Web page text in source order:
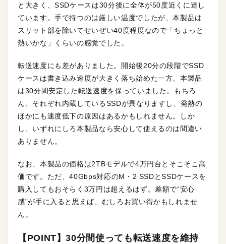
と大きく、SSDケースは30分後に全体が50度近くに達し
ています。手で持つのは厳しい温度でしたが、本製品は
スリット部を除いてせいぜい40度程度なので「ちょっと
熱いかな」くらいの感覚でした。
転送速度にも差がありました。開始後20分の段階でSSD
ケースは書き込み速度が大きく落ち始めた一方、本製品
は30分間安定した転送速度を保っていました。もちろ
ん、それぞれ内蔵しているSSDが異なりますし、発熱の
ほかにも速度低下の原因はあるかもしれません。しか
し、いずれにしろ本製品なら安心して使えるのは間違い
ありません。
なお、本製品の価格は2TBモデルで4万円台とそこそこ高
価です。ただ、40Gbps対応のM・2 SSDとSSDケースを
購入してもおそらく3万円は超えるはず。差額で“安心
感”が手に入ると思えば、むしろお買い得かもしれませ
ん。
【POINT】30分間使っても転送速度を維持